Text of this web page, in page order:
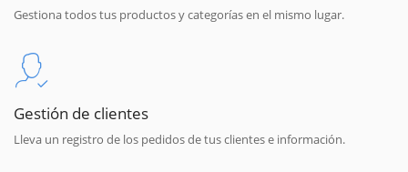
Gestiona todos tus productos y categorías en el mismo lugar.
Gestión de clientes
Lleva un registro de los pedidos de tus clientes e información.